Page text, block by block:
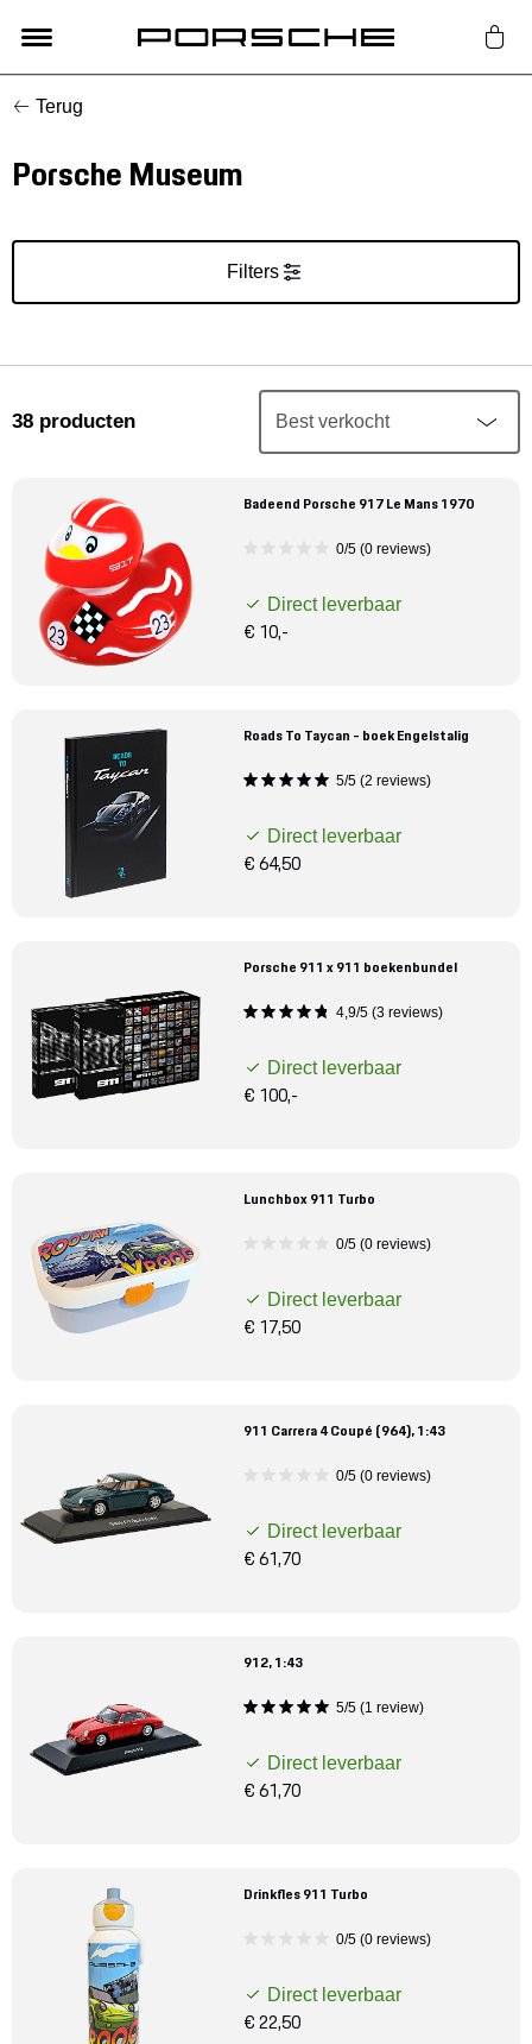
Lifestyle
Auto Accessoires
Mijn account
Klantenservice
Porsche informatie
Terug
Porsche Museum
Filters
38 producten
Badeend Porsche 917 Le Mans 1970
0/5 (0 reviews)
Direct leverbaar
€ 10,-
Roads To Taycan - boek Engelstalig
5/5 (2 reviews)
Direct leverbaar
€ 64,50
Porsche 911 x 911 boekenbundel
4,9/5 (3 reviews)
Direct leverbaar
€ 100,-
Lunchbox 911 Turbo
0/5 (0 reviews)
Direct leverbaar
€ 17,50
911 Carrera 4 Coupé (964), 1:43
0/5 (0 reviews)
Direct leverbaar
€ 61,70
912, 1:43
5/5 (1 review)
Direct leverbaar
€ 61,70
Drinkfles 911 Turbo
0/5 (0 reviews)
Direct leverbaar
€ 22,50